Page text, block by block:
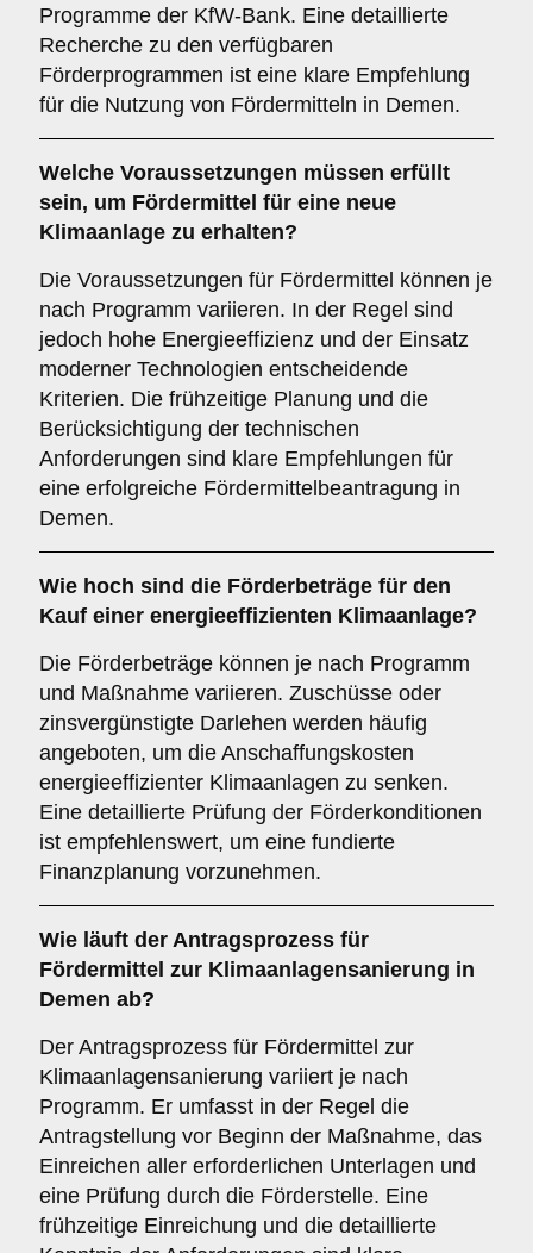
Programme der KfW-Bank. Eine detaillierte
Recherche zu den verfügbaren
Förderprogrammen ist eine klare Empfehlung
für die Nutzung von Fördermitteln in Demen.
Welche Voraussetzungen müssen erfüllt
sein, um Fördermittel für eine neue
Klimaanlage zu erhalten?
Die Voraussetzungen für Fördermittel können je
nach Programm variieren. In der Regel sind
jedoch hohe Energieeffizienz und der Einsatz
moderner Technologien entscheidende
Kriterien. Die frühzeitige Planung und die
Berücksichtigung der technischen
Anforderungen sind klare Empfehlungen für
eine erfolgreiche Fördermittelbeantragung in
Demen.
Wie hoch sind die Förderbeträge für den
Kauf einer energieeffizienten Klimaanlage?
Die Förderbeträge können je nach Programm
und Maßnahme variieren. Zuschüsse oder
zinsvergünstigte Darlehen werden häufig
angeboten, um die Anschaffungskosten
energieeffizienter Klimaanlagen zu senken.
Eine detaillierte Prüfung der Förderkonditionen
ist empfehlenswert, um eine fundierte
Finanzplanung vorzunehmen.
Wie läuft der Antragsprozess für
Fördermittel zur Klimaanlagensanierung in
Demen ab?
Der Antragsprozess für Fördermittel zur
Klimaanlagensanierung variiert je nach
Programm. Er umfasst in der Regel die
Antragstellung vor Beginn der Maßnahme, das
Einreichen aller erforderlichen Unterlagen und
eine Prüfung durch die Förderstelle. Eine
frühzeitige Einreichung und die detaillierte